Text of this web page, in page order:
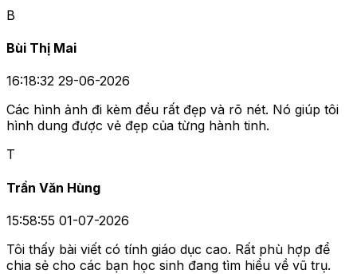
B
Bùi Thị Mai
16:18:32 29-06-2026
Các hình ảnh đi kèm đều rất đẹp và rõ nét. Nó giúp tôi
hình dung được vẻ đẹp của từng hành tinh.
T
Trần Văn Hùng
15:58:55 01-07-2026
Tôi thấy bài viết có tính giáo dục cao. Rất phù hợp để
chia sẻ cho các bạn học sinh đang tìm hiểu về vũ trụ.